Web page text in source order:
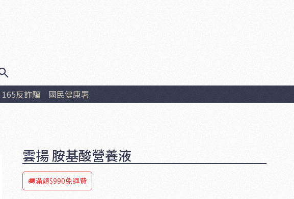
165反詐騙 國民健康署
雲揚 胺基酸營養液
🚚滿額$990免運費